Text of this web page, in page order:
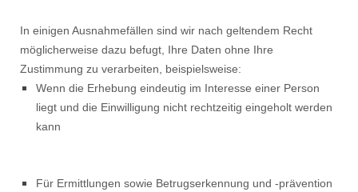
In einigen Ausnahmefällen sind wir nach geltendem Recht
möglicherweise dazu befugt, Ihre Daten ohne Ihre
Zustimmung zu verarbeiten, beispielsweise:
Wenn die Erhebung eindeutig im Interesse einer Person
liegt und die Einwilligung nicht rechtzeitig eingeholt werden
kann
Für Ermittlungen sowie Betrugserkennung und -prävention